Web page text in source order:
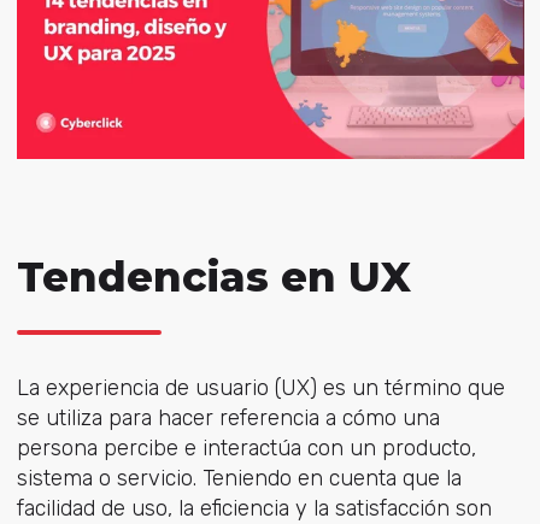
Tendencias en UX
La experiencia de usuario (UX) es un término que
se utiliza para hacer referencia a cómo una
persona percibe e interactúa con un producto,
sistema o servicio. Teniendo en cuenta que la
facilidad de uso, la eficiencia y la satisfacción son